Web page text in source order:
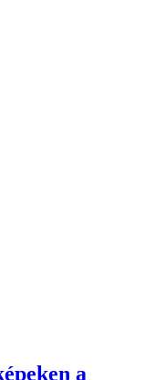
a